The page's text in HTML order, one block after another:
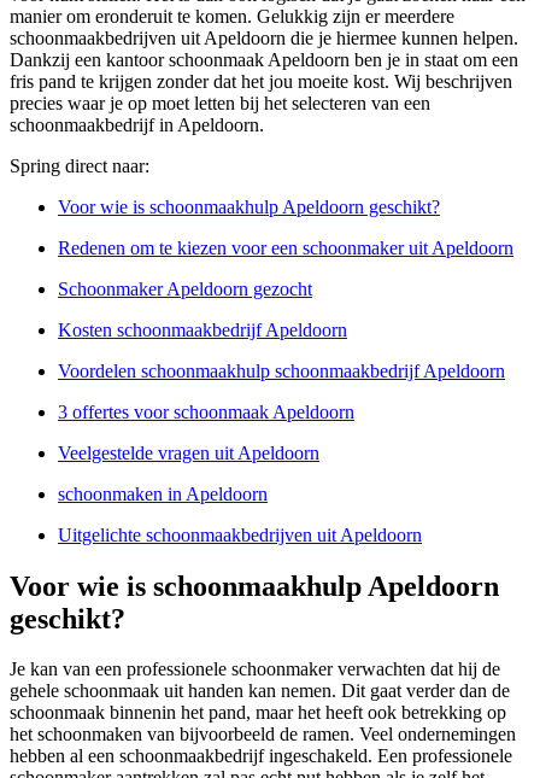
manier om eronderuit te komen. Gelukkig zijn er meerdere
schoonmaakbedrijven uit Apeldoorn die je hiermee kunnen helpen.
Dankzij een kantoor schoonmaak Apeldoorn ben je in staat om een
fris pand te krijgen zonder dat het jou moeite kost. Wij beschrijven
precies waar je op moet letten bij het selecteren van een
schoonmaakbedrijf in Apeldoorn.
Spring direct naar:
Voor wie is schoonmaakhulp Apeldoorn geschikt?
Redenen om te kiezen voor een schoonmaker uit Apeldoorn
Schoonmaker Apeldoorn gezocht
Kosten schoonmaakbedrijf Apeldoorn
Voordelen schoonmaakhulp schoonmaakbedrijf Apeldoorn
3 offertes voor schoonmaak Apeldoorn
Veelgestelde vragen uit Apeldoorn
schoonmaken in Apeldoorn
Uitgelichte schoonmaakbedrijven uit Apeldoorn
Voor wie is schoonmaakhulp Apeldoorn
geschikt?
Je kan van een professionele schoonmaker verwachten dat hij de
gehele schoonmaak uit handen kan nemen. Dit gaat verder dan de
schoonmaak binnenin het pand, maar het heeft ook betrekking op
het schoonmaken van bijvoorbeeld de ramen. Veel ondernemingen
hebben al een schoonmaakbedrijf ingeschakeld. Een professionele